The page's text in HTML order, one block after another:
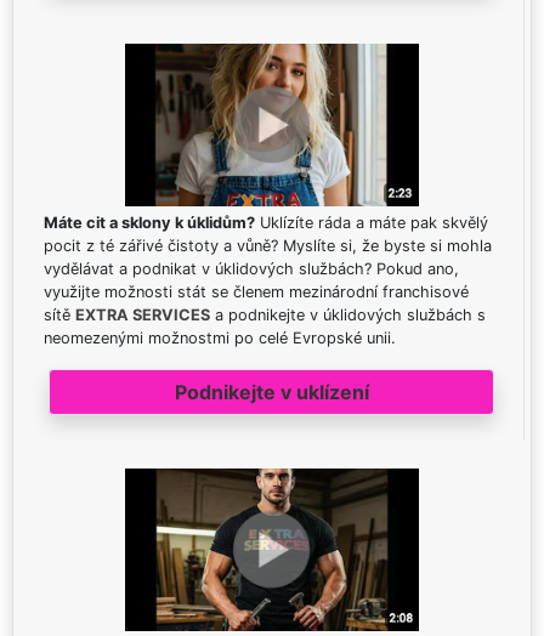
Máte cit a sklony k úklidům? Uklízíte ráda a máte pak skvělý
pocit z té zářivé čistoty a vůně? Myslíte si, že byste si mohla
vydělávat a podnikat v úklidových službách? Pokud ano,
využijte možnosti stát se členem mezinárodní franchisové
sítě EXTRA SERVICES a podnikejte v úklidových službách s
neomezenými možnostmi po celé Evropské unii.
Podnikejte v uklízení